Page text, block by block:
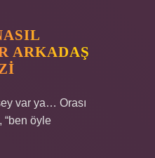
ARKADAŞ
var ya… Orası
“ben öyle